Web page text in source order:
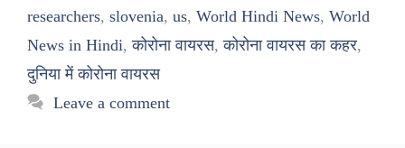
researchers, slovenia, us, World Hindi News, World
News in Hindi,कोरोना वायरस,कोरोना वायरस का कहर,
दुनिया में कोरोना वायरस
Leave a comment